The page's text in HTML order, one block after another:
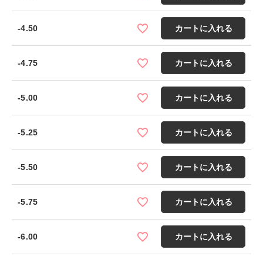
-4.50 カートに入れる
-4.75 カートに入れる
-5.00 カートに入れる
-5.25 カートに入れる
-5.50 カートに入れる
-5.75 カートに入れる
-6.00 カートに入れる